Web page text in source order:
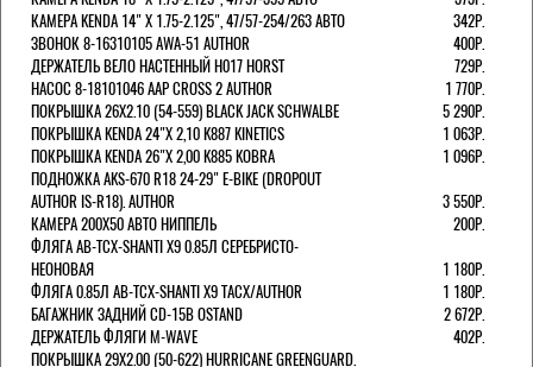
КАМЕРА KENDA 14" Х 1.75-2.125", 47/57-254/263 АВТО
342Р.
ЗВОНОК 8-16310105 AWA-51 AUTHOR
400Р.
ДЕРЖАТЕЛЬ ВЕЛО НАСТЕННЫЙ H017 HORST
729Р.
НАСОС 8-18101046 AAP CROSS 2 AUTHOR
1 770Р.
ПОКРЫШКА 26X2.10 (54-559) BLACK JACK SCHWALBE
5 290Р.
ПОКРЫШКА KENDA 24"Х 2,10 K887 KINETICS
1 063Р.
ПОКРЫШКА KENDA 26"Х 2,00 K885 KOBRA
1 096Р.
ПОДНОЖКА AKS-670 R18 24-29" E-BIKE (DROPOUT
AUTHOR IS-R18). AUTHOR
3 550Р.
КАМЕРА 200Х50 АВТО НИППЕЛЬ
200Р.
ФЛЯГА AB-TCX-SHANTI X9 0.85Л СЕРЕБРИСТО-
НЕОНОВАЯ
1 180Р.
ФЛЯГА 0.85Л AB-TCX-SHANTI X9 TACX/AUTHOR
1 180Р.
БАГАЖНИК ЗАДНИЙ CD-15B OSTAND
2 672Р.
ДЕРЖАТЕЛЬ ФЛЯГИ M-WAVE
402Р.
ПОКРЫШКА 29X2.00 (50-622) HURRICANE GREENGUARD.